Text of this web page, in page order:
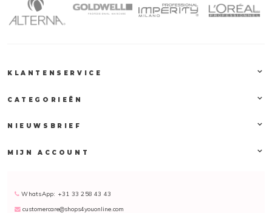
KLANTENSERVICE
CATEGORIEËN
NIEUWSBRIEF
MIJN ACCOUNT
WhatsApp: +31 33 258 43 43
customercare@shops4youonline.com